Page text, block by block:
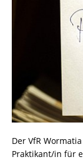
Der VfR
Praktikant/in für